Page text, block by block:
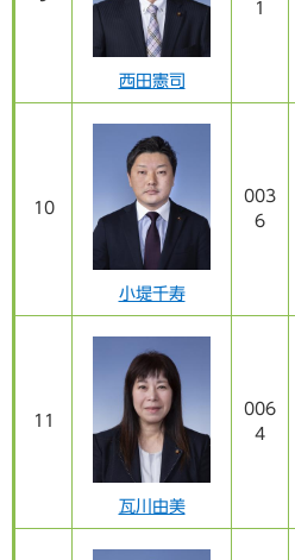
西田憲司
1
10
小堤千寿
003
6
11
瓦川由美
006
4